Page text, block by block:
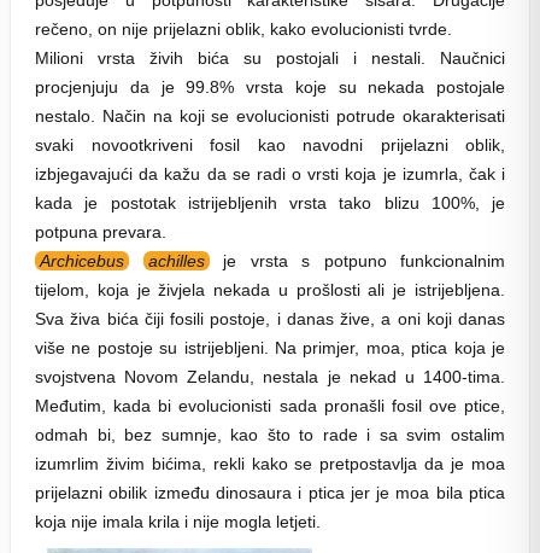
rečeno, on nije prijelazni oblik, kako evolucionisti tvrde.
Milioni vrsta živih bića su postojali i nestali. Naučnici
procjenjuju da je 99.8% vrsta koje su nekada postojale
nestalo. Način na koji se evolucionisti potrude okarakterisati
svaki novootkriveni fosil kao navodni prijelazni oblik,
izbjegavajući da kažu da se radi o vrsti koja je izumrla, čak i
kada je postotak istrijebljenih vrsta tako blizu 100%, je
potpuna prevara.
Archicebus
achilles je vrsta s potpuno funkcionalnim
tijelom, koja je živjela nekada u prošlosti ali je istrijebljena.
Sva živa bića čiji fosili postoje, i danas žive, a oni koji danas
više ne postoje su istrijebljeni. Na primjer, moa, ptica koja je
svojstvena Novom Zelandu, nestala je nekad u 1400-tima.
Međutim, kada bi evolucionisti sada pronašli fosil ove ptice,
odmah bi, bez sumnje, kao što to rade i sa svim ostalim
izumrlim živim bićima, rekli kako se pretpostavlja da je moa
prijelazni obilik između dinosaura i ptica jer je moa bila ptica
koja nije imala krila i nije mogla letjeti.